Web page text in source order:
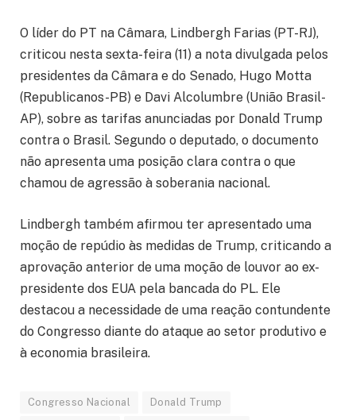
O líder do PT na Câmara, Lindbergh Farias (PT-RJ),
criticou nesta sexta-feira (11) a nota divulgada pelos
presidentes da Câmara e do Senado, Hugo Motta
(Republicanos-PB) e Davi Alcolumbre (União Brasil-
AP), sobre as tarifas anunciadas por Donald Trump
contra o Brasil. Segundo o deputado, o documento
não apresenta uma posição clara contra o que
chamou de agressão à soberania nacional.
Lindbergh também afirmou ter apresentado uma
moção de repúdio às medidas de Trump, criticando a
aprovação anterior de uma moção de louvor ao ex-
presidente dos EUA pela bancada do PL. Ele
destacou a necessidade de uma reação contundente
do Congresso diante do ataque ao setor produtivo e
à economia brasileira.
Congresso Nacional Donald Trump